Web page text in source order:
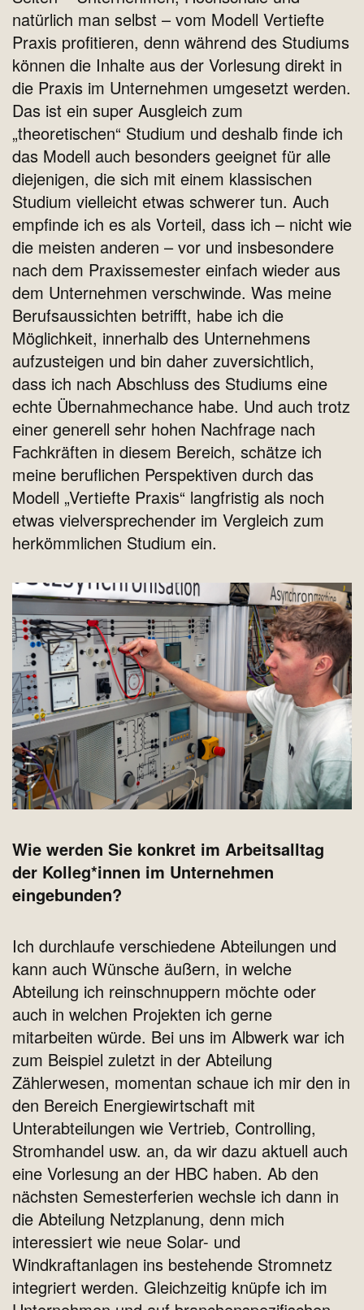
natürlich man selbst – vom Modell Vertiefte
Praxis profitieren, denn während des Studiums
können die Inhalte aus der Vorlesung direkt in
die Praxis im Unternehmen umgesetzt werden.
Das ist ein super Ausgleich zum
„theoretischen“ Studium und deshalb finde ich
das Modell auch besonders geeignet für alle
diejenigen, die sich mit einem klassischen
Studium vielleicht etwas schwerer tun. Auch
empfinde ich es als Vorteil, dass ich – nicht wie
die meisten anderen – vor und insbesondere
nach dem Praxissemester einfach wieder aus
dem Unternehmen verschwinde. Was meine
Berufsaussichten betrifft, habe ich die
Möglichkeit, innerhalb des Unternehmens
aufzusteigen und bin daher zuversichtlich,
dass ich nach Abschluss des Studiums eine
echte Übernahmechance habe. Und auch trotz
einer generell sehr hohen Nachfrage nach
Fachkräften in diesem Bereich, schätze ich
meine beruflichen Perspektiven durch das
Modell „Vertiefte Praxis“ langfristig als noch
etwas vielversprechender im Vergleich zum
herkömmlichen Studium ein.
Wie werden Sie konkret im Arbeitsalltag
der Kolleg*innen im Unternehmen
eingebunden?
Ich durchlaufe verschiedene Abteilungen und
kann auch Wünsche äußern, in welche
Abteilung ich reinschnuppern möchte oder
auch in welchen Projekten ich gerne
mitarbeiten würde. Bei uns im Albwerk war ich
zum Beispiel zuletzt in der Abteilung
Zählerwesen, momentan schaue ich mir den in
den Bereich Energiewirtschaft mit
Unterabteilungen wie Vertrieb, Controlling,
Stromhandel usw. an, da wir dazu aktuell auch
eine Vorlesung an der HBC haben. Ab den
nächsten Semesterferien wechsle ich dann in
die Abteilung Netzplanung, denn mich
interessiert wie neue Solar- und
Windkraftanlagen ins bestehende Stromnetz
integriert werden. Gleichzeitig knüpfe ich im